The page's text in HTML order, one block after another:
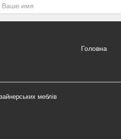
Головна
меблів